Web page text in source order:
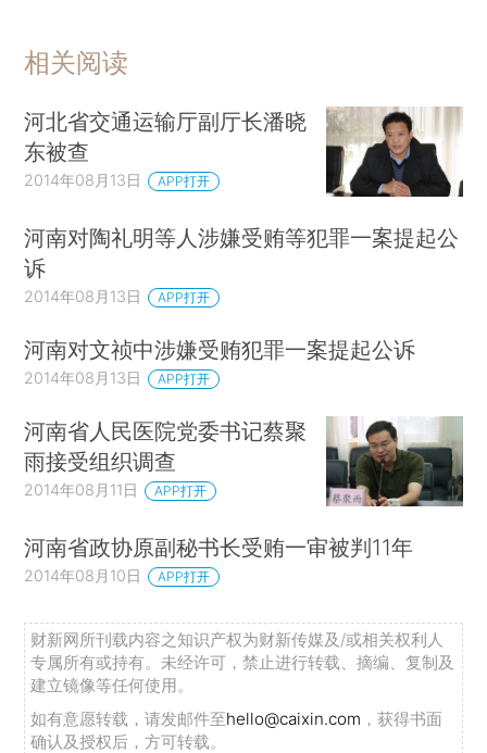
相关阅读
河北省交通运输厅副厅长潘晓
东被查
2014年08月13日 APP打开
河南对陶礼明等人涉嫌受贿等犯罪一案提起公
诉
2014年08月13日 APP打开
河南对文祯中涉嫌受贿犯罪一案提起公诉
2014年08月13日 APP打开
河南省人民医院党委书记蔡聚
雨接受组织调查
2014年08月11日 APP打开
河南省政协原副秘书长受贿一审被判11年
2014年08月10日 APP打开
财新网所刊载内容之知识产权为财新传媒及/或相关权利人
专属所有或持有。未经许可，禁止进行转载、摘编、复制及
建立镜像等任何使用。
如有意愿转载，请发邮件至hello@caixin.com ，获得书面
确认及授权后，方可转载。